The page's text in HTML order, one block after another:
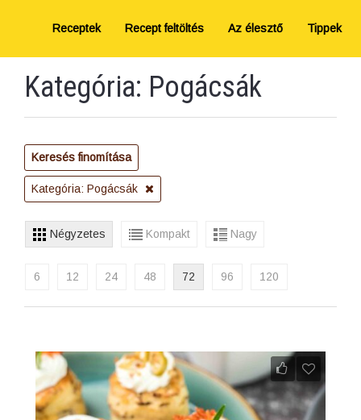
Receptek Recept feltöltés Az élesztő Tippek
Kategória: Pogácsák
Keresés finomítása
Kategória: Pogácsák
Négyzetes Kompakt Nagy
6 12 24 48 72 96 120